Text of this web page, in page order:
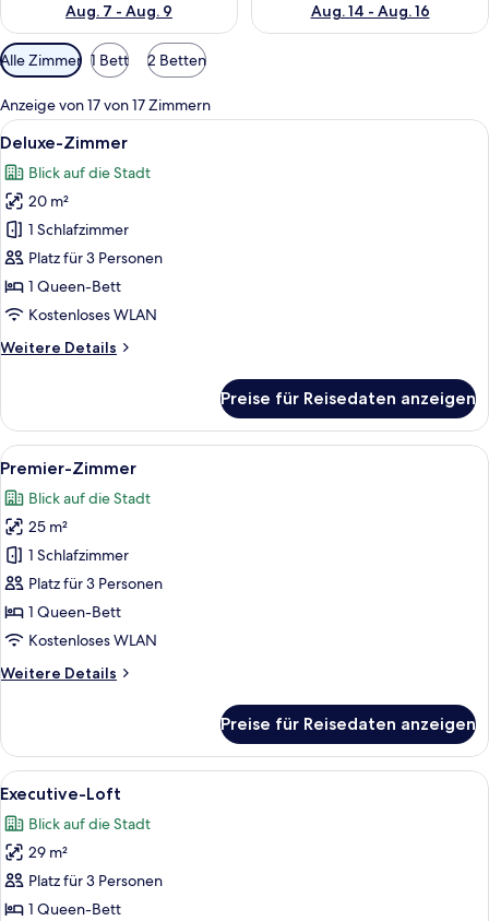
Aug. 7 - Aug. 9
Aug. 14 - Aug. 16
Verfügbare
Filter
für
Zimmer
Alle Zimmer 1 Bett 2 Betten
Anzeige von 17 von 17 Zimmern
Alle
Fotos
für
Deluxe-
Zimmer
anzeigen
Ein modernes Hotelzimmer mit
3
Deluxe-Zimmer
Blick auf die Stadt
20 m²
1 Schlafzimmer
Platz für 3 Personen
1 Queen-Bett
Kostenloses WLAN
Weitere Details
Weitere
Zimmer
Preise für Reisedaten anzeigen
Alle
Fotos
für
Premier-
Zimmer
anzeigen
Ein modernes Hotelzimmer mit
4
Premier-Zimmer
Blick auf die Stadt
25 m²
1 Schlafzimmer
Platz für 3 Personen
1 Queen-Bett
Kostenloses WLAN
Weitere Details
Weitere
Zimmer
Preise für Reisedaten anzeigen
Alle
Fotos
für
Executive-
Loft
anzeigen
Eine moderne Küche mit
5
Executive-Loft
Blick auf die Stadt
29 m²
Platz für 3 Personen
1 Queen-Bett